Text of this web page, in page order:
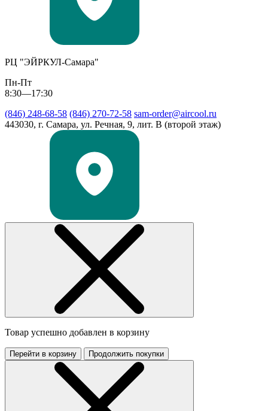
РЦ "ЭЙРКУЛ-Самара"
Пн-Пт
8:30—17:30
(846) 248-68-58 (846) 270-72-58 sam-order@aircool.ru
443030, г. Самара, ул. Речная, 9, лит. В (второй этаж)
Товар успешно добавлен в корзину
Перейти в корзину Продолжить покупки